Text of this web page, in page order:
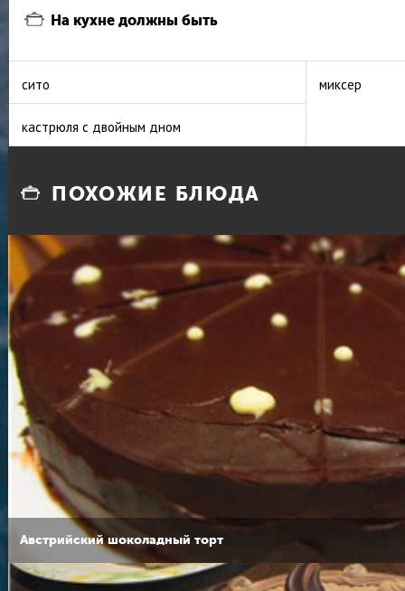
На кухне должны быть
сито миксер
кастрюля с двойным дном
ПОХОЖИЕ БЛЮДА
Австрийский шоколадный торт